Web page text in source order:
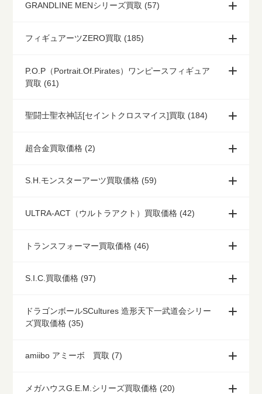
GRANDLINE MENシリーズ買取 (57)
フィギュアーツZERO買取 (185)
P.O.P（Portrait.Of.Pirates）ワンピースフィギュア
買取 (61)
聖闘士聖衣神話[セイントクロスマイス]買取 (184)
超合金買取価格 (2)
S.H.モンスターアーツ買取価格 (59)
ULTRA-ACT（ウルトラアクト）買取価格 (42)
トランスフォーマー買取価格 (46)
S.I.C.買取価格 (97)
ドラゴンボールSCultures 造形天下一武道会シリー
ズ買取価格 (35)
amiibo アミーボ 買取 (7)
メガハウスG.E.M.シリーズ買取価格 (20)